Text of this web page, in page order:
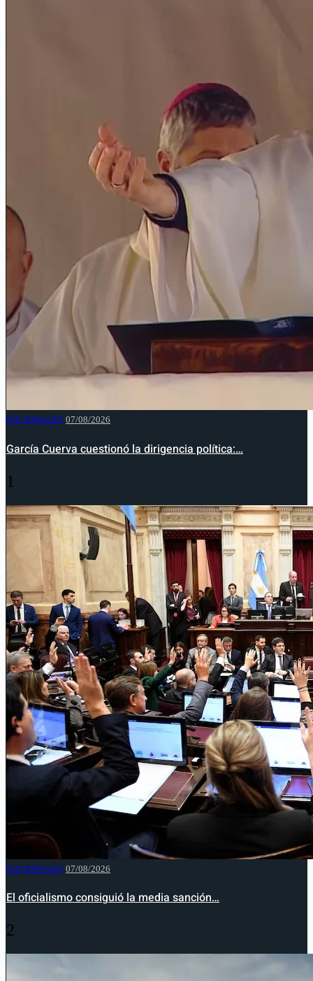
NACIONALES 07/08/2026
García Cuerva cuestionó la dirigencia política:…
1
NACIONALES 07/08/2026
El oficialismo consiguió la media sanción…
2